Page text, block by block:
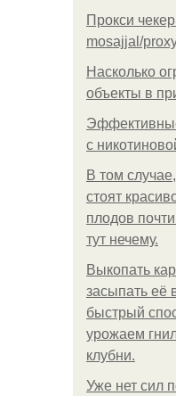
Прокси
mosajjal/
Насколько
объекты в
с
В том
стоят
плодов
тут нечему.
Выкопать
засыпать её
быстрый
урожаем
клубни.
Уже нет сил